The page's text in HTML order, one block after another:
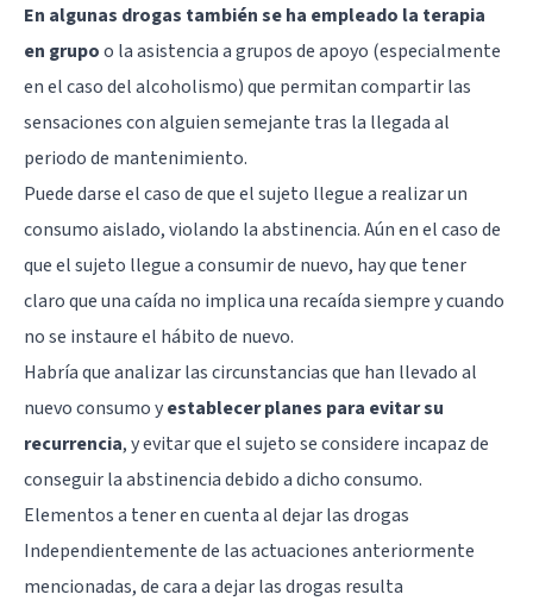
En algunas drogas también se ha empleado la terapia
en grupoo la asistencia agrupos de apoyo (especialmente
en el caso del alcoholismo) que permitan compartir las
sensaciones con alguien semejante tras la llegada al
periodo de mantenimiento.
Puede darse el caso de que el sujeto llegue a realizar un
consumo aislado, violando la abstinencia. Aún en el caso de
que el sujeto llegue a consumir de nuevo, hay que tener
claro que una caída no implica una recaída siempre y cuando
no se instaure el hábito de nuevo.
Habría que analizar las circunstancias que han llevado al
nuevo consumo yestablecer planes para evitar su
recurrencia, y evitar que el sujeto se considere incapaz de
conseguir la abstinencia debido a dicho consumo.
Elementos a tener en cuenta al dejar las drogas
Independientemente de las actuaciones anteriormente
mencionadas, de cara a dejar las drogas resulta